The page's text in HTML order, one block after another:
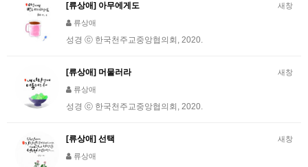
새창
[류상애] 아무에게도
류상애
성경 ⓒ 한국천주교중앙협의회, 2020.
새창
[류상애] 머물러라
류상애
성경 ⓒ 한국천주교중앙협의회, 2020.
새창
[류상애] 선택
류상애